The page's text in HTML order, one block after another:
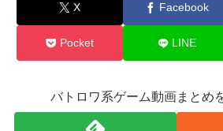
X Facebook
Pocket LINE
バトロワ系ゲーム動画まとめ